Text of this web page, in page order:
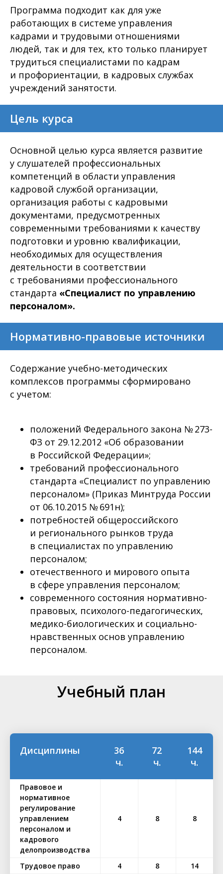
Программа подходит как для уже
работающих в системе управления
кадрами и трудовыми отношениями
людей, так и для тех, кто только планирует
трудиться специалистами по кадрам
и профориентации, в кадровых службах
учреждений занятости.
Цель курса
Основной целью курса является развитие
у слушателей профессиональных
компетенций в области управления
кадровой службой организации,
организация работы с кадровыми
документами, предусмотренных
современными требованиями к качеству
подготовки и уровню квалификации,
необходимых для осуществления
деятельности в соответствии
с требованиями профессионального
стандарта «Специалист по управлению
персоналом».
Нормативно-правовые источники
Содержание учебно-методических
комплексов программы сформировано
с учетом:
положений Федерального закона № 273-
ФЗ от 29.12.2012 «Об образовании
в Российской Федерации»;
требований профессионального
стандарта «Специалист по управлению
персоналом» (Приказ Минтруда России
от 06.10.2015 № 691н);
потребностей общероссийского
и регионального рынков труда
в специалистах по управлению
персоналом;
отечественного и мирового опыта
в сфере управления персоналом;
современного состояния нормативно-
правовых, психолого-педагогических,
медико-биологических и социально-
нравственных основ управлению
персоналом.
Учебный план
Дисциплины
36
ч.
72
ч.
144
ч.
Правовое и
нормативное
регулирование
управлением
персоналом и
кадрового
делопроизводства
4 8 8
Трудовое право 4 8
14